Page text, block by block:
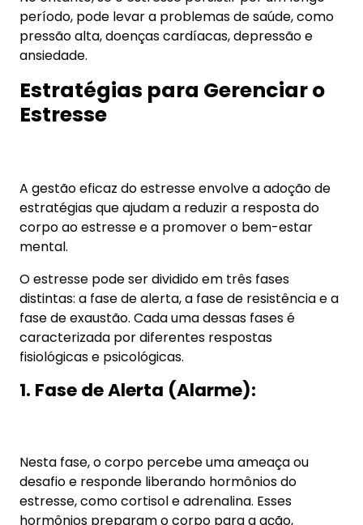
corpo ao estresse e a promover o bem-estar
mental.
distintas: a fase de alerta, a fase de resistência e a
fase de exaustão. Cada uma dessas fases é
1. Fase de Alerta (Alarme):
Nesta fase, o corpo percebe uma ameaça ou
desafio e responde liberando hormônios do
estresse, como cortisol e adrenalina. Esses
hormônios preparam o corpo para a ação,
aumentando a frequência cardíaca, a pressão
arterial e a respiração. O indivíduo pode sentir-se
alerta, ansioso ou tenso. Se a ameaça ou desafio
for resolvido rapidamente, o corpo retorna ao seu
estado de equilíbrio.
2. Fase de Resistência:
liberar hormônios do estresse, mas a resposta é
menos intensa do que na fase de alerta. O corpo
tenta se adaptar à situação estressante,